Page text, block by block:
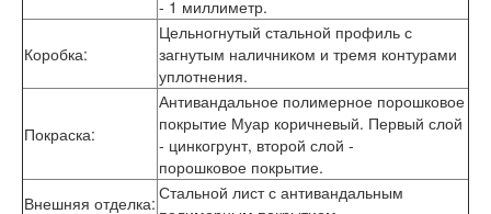
Интекрон Ронда
Интекрон Сицилия
Интекрон Спарта Белая
Интекрон Спарта Грей
Интекрон Термо
Интекрон Тетра
Интекрон Фараон
Интекрон Форте
Двери АСД
- 1 миллиметр.
Коробка:
Цельногнутый стальной профиль с
загнутым наличником и тремя контурами
уплотнения.
Покраска:
Антивандальное полимерное порошковое
покрытие Муар коричневый. Первый слой
- цинкогрунт, второй слой -
порошковое покрытие.
Внешняя отделка: Стальной лист с антивандальным